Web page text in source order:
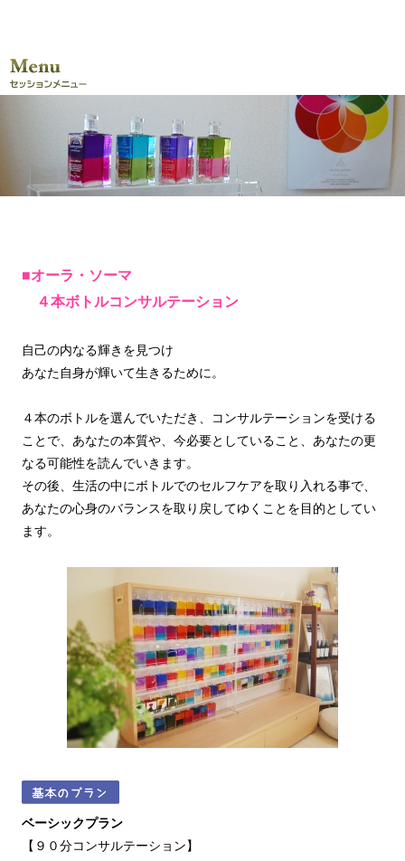
■オーラ・ソーマ
４本ボトルコンサルテーション
自己の内なる輝きを見つけ
あなた自身が輝いて生きるために。
４本のボトルを選んでいただき、コンサルテーションを受ける
ことで、あなたの本質や、今必要としていること、あなたの更
なる可能性を読んでいきます。
その後、生活の中にボトルでのセルフケアを取り入れる事で、
あなたの心身のバランスを取り戻してゆくことを目的としてい
ます。
ベーシックプラン
【９０分コンサルテーション】